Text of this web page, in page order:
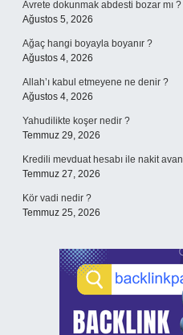
Avrete dokunmak abdesti bozar mı ?
Ağustos 5, 2026
Ağaç hangi boyayla boyanır ?
Ağustos 4, 2026
Allah’ı kabul etmeyene ne denir ?
Ağustos 4, 2026
Yahudilikte koşer nedir ?
Temmuz 29, 2026
Kredili mevduat hesabı ile nakit
Temmuz 27, 2026
Kör vadi nedir ?
Temmuz 25, 2026